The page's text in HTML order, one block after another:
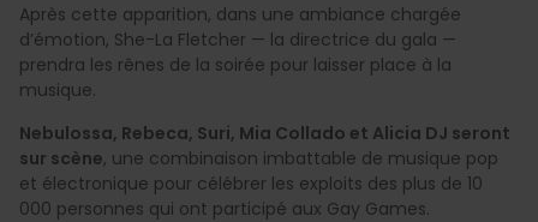
Après cette apparition, dans une ambiance chargée
d’émotion, She-La Fletcher — la directrice du gala —
prendra les rênes de la soirée pour laisser place à la
musique.
Nebulossa, Rebeca, Suri, Mia Collado et Alicia DJ seront
sur scène, une combinaison imbattable de musique pop
et électronique pour célébrer les exploits des plus de 10
000 personnes qui ont participé aux Gay Games.